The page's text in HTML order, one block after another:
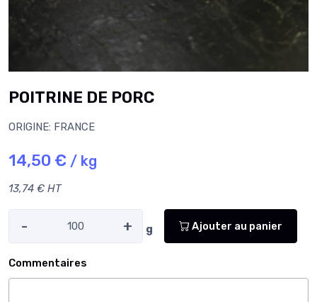
POITRINE DE PORC
ORIGINE: FRANCE
14,50 € / kg
13,74 € HT
- + g Ajouter au panier
Commentaires